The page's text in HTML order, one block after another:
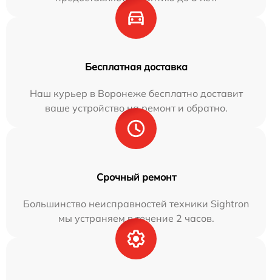
Бесплатная доставка
Наш курьер в Воронеже бесплатно доставит
ваше устройство на ремонт и обратно.
Срочный ремонт
Большинство неисправностей техники Sightron
мы устраняем в течение 2 часов.